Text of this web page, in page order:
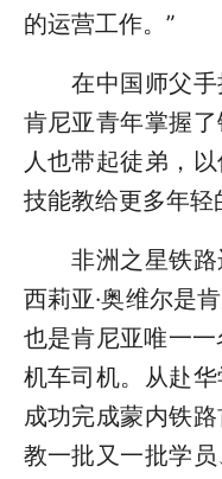
的运营工作。”
在中国师父手
肯尼亚青年掌握
人也带起徒弟，
技能教给更多年轻
非洲之星铁路
西莉亚·奥维尔是
也是肯尼亚唯一
机车司机。从赴
成功完成蒙内铁
教一批又一批学